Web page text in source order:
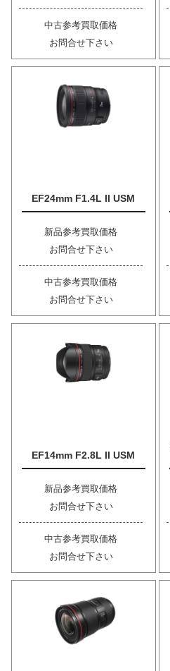
中古参考買取価格
お問合せ下さい
EF24mm F1.4L II USM
新品参考買取価格
お問合せ下さい
中古参考買取価格
お問合せ下さい
EF14mm F2.8L II USM
新品参考買取価格
お問合せ下さい
中古参考買取価格
お問合せ下さい